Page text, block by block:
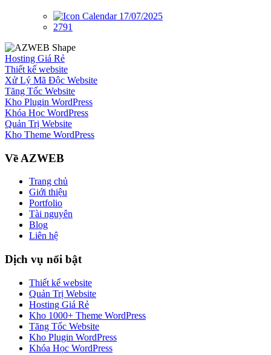
17/07/2025
2791
Hosting Giá Rẻ
Thiết kế website
Xử Lý Mã Độc Website
Tăng Tốc Website
Kho Plugin WordPress
Khóa Học WordPress
Quản Trị Website
Kho Theme WordPress
Về AZWEB
Trang chủ
Giới thiệu
Portfolio
Tài nguyên
Blog
Liên hệ
Dịch vụ nổi bật
Thiết kế website
Quản Trị Website
Hosting Giá Rẻ
Kho 1000+ Theme WordPress
Tăng Tốc Website
Kho Plugin WordPress
Khóa Học WordPress